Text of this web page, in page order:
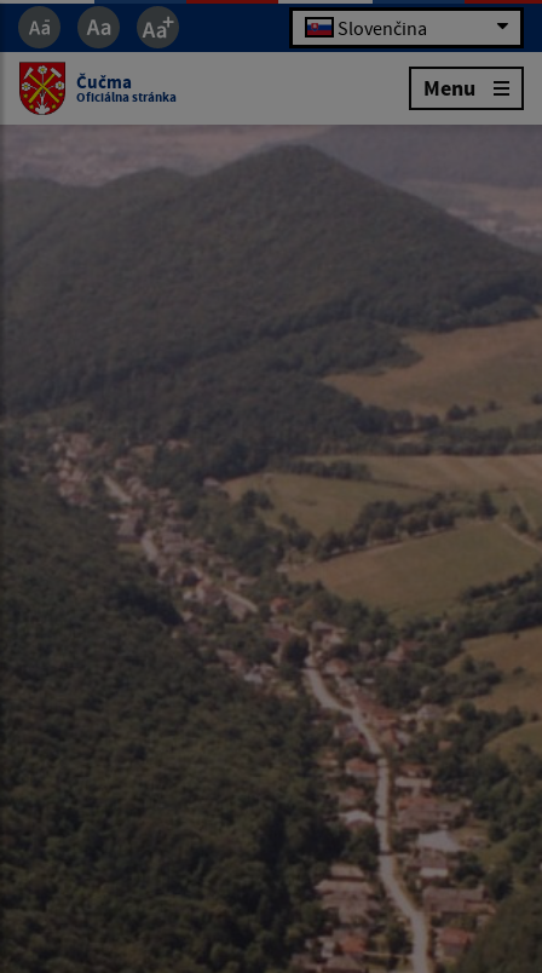
Slovenčina
Čučma
Oficiálna stránka Menu